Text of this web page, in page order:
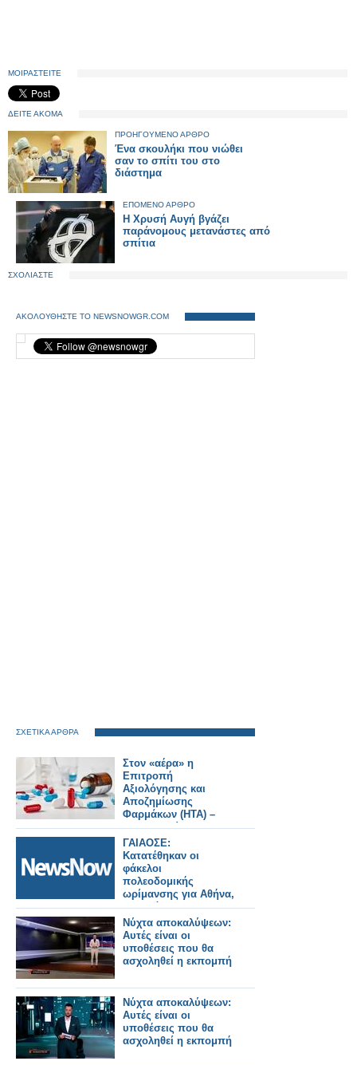
ΜΟΙΡΑΣΤΕΙΤΕ
ΔΕΙΤΕ ΑΚΟΜΑ
ΠΡΟΗΓΟΥΜΕΝΟ ΑΡΘΡΟ
Ένα σκουλήκι που νιώθει
σαν το σπίτι του στο
διάστημα
ΕΠΟΜΕΝΟ ΑΡΘΡΟ
Η Χρυσή Αυγή βγάζει
παράνομους μετανάστες από
σπίτια
ΣΧΟΛΙΑΣΤΕ
ΑΚΟΛΟΥΘΗΣΤΕ ΤΟ NEWSNOWGR.COM
ΣΧΕΤΙΚΑ ΑΡΘΡΑ
Στον «αέρα» η
Επιτροπή
Αξιολόγησης και
Αποζημίωσης
Φαρμάκων (ΗΤΑ) –
Δεν μπορεί να
συνεδριάσει, σε
αναμονή δεκάδες
φάκελοι φαρμάκων
ΓΑΙΑΟΣΕ:
Κατατέθηκαν οι
φάκελοι
πολεοδομικής
ωρίμανσης για Αθήνα,
Πειραιά και
Θεσσαλονίκη – Νέα
εποχή για τους
σιδηροδρομικούς
σταθμούς.
Νύχτα αποκαλύψεων:
Αυτές είναι οι
υποθέσεις που θα
ασχοληθεί η εκπομπή
Νύχτα αποκαλύψεων:
Αυτές είναι οι
υποθέσεις που θα
ασχοληθεί η εκπομπή